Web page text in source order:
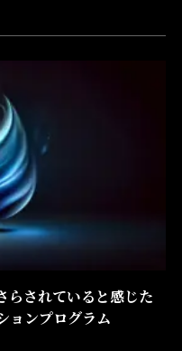
らされていると感じた
ョンプログラム